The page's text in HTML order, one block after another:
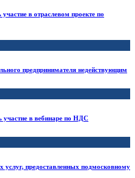
в отраслевом проекте по
предпринимателя недействующим
участие в вебинаре по НДС
предоставленных подмосковному